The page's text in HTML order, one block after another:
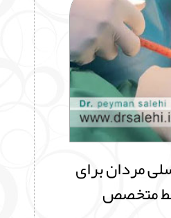
مردان برای
متخصص